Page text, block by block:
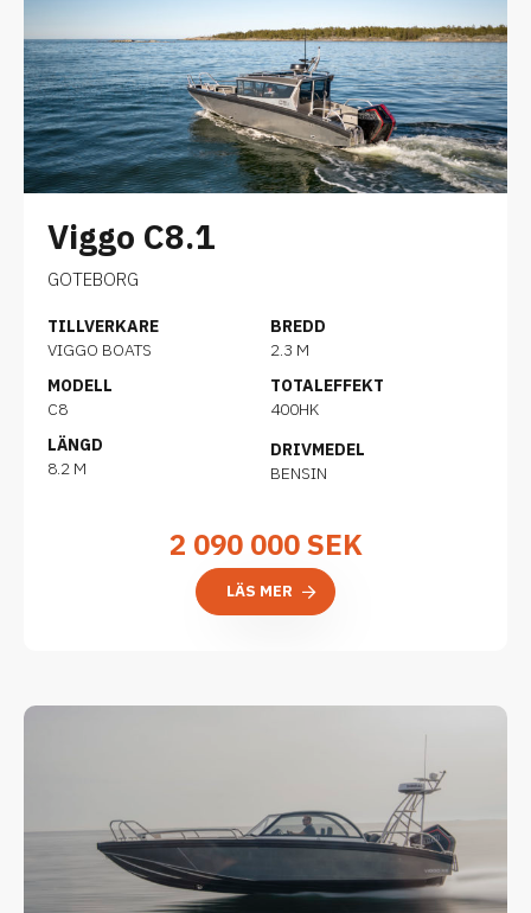
Viggo C8.1
GOTEBORG
TILLVERKARE
VIGGO BOATS
MODELL
C8
LÄNGD
8.2 M
BREDD
2.3 M
TOTALEFFEKT
400HK
DRIVMEDEL
BENSIN
2 090 000SEK
LÄS MER